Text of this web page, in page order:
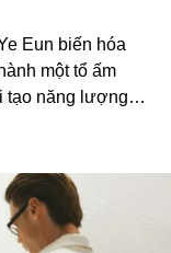
Eun biến hóa
một tổ ấm
tạo năng lượng